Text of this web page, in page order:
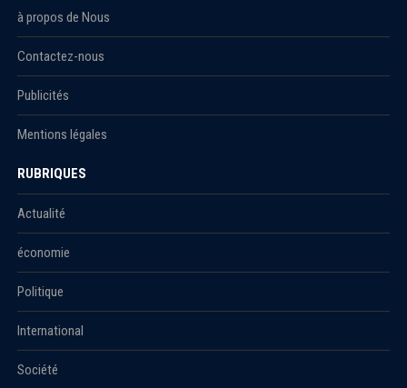
à propos de Nous
Contactez-nous
Publicités
Mentions légales
RUBRIQUES
Actualité
économie
Politique
International
Société